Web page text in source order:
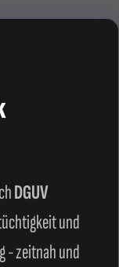
DGUV
und
- zeitnah und